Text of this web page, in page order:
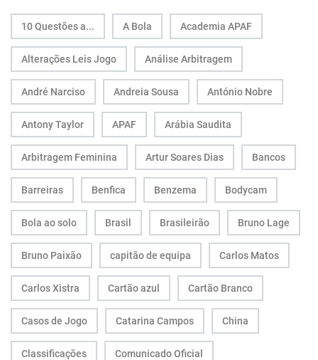
10 Questões a... A Bola Academia APAF
Alterações Leis Jogo Análise Arbitragem
André Narciso Andreia Sousa António Nobre
Antony Taylor APAF Arábia Saudita
Arbitragem Feminina Artur Soares Dias Bancos
Barreiras Benfica Benzema Bodycam
Bola ao solo Brasil Brasileirão Bruno Lage
Bruno Paixão capitão de equipa Carlos Matos
Carlos Xistra Cartão azul Cartão Branco
Casos de Jogo Catarina Campos China
Classificações Comunicado Oficial